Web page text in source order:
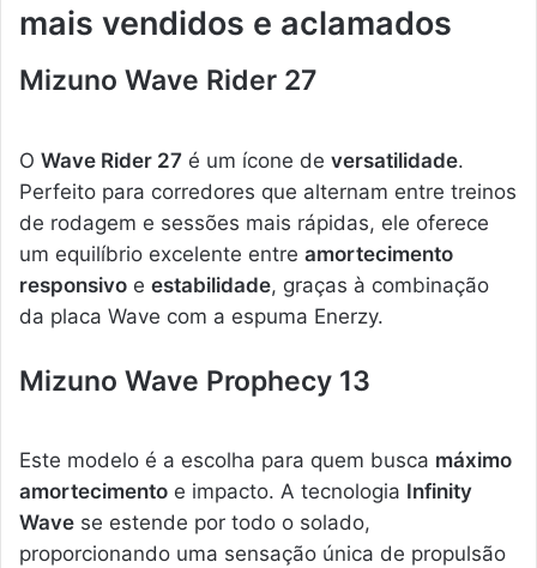
mais vendidos e aclamados
Mizuno Wave Rider 27
O Wave Rider 27 é um ícone de versatilidade.
Perfeito para corredores que alternam entre treinos
de rodagem e sessões mais rápidas, ele oferece
um equilíbrio excelente entre amortecimento
responsivo e estabilidade, graças à combinação
da placa Wave com a espuma Enerzy.
Mizuno Wave Prophecy 13
Este modelo é a escolha para quem busca máximo
amortecimento e impacto. A tecnologia Infinity
Wave se estende por todo o solado,
proporcionando uma sensação única de propulsão